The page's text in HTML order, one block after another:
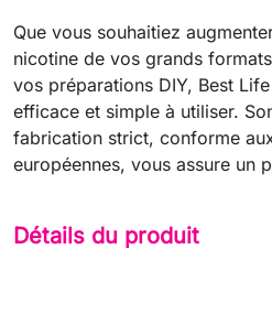
Que vous souhaitiez
nicotine de vos grands
vos préparations DIY, Best
efficace et simple à utiliser.
fabrication strict, conforme
européennes, vous assure un
Détails du produit